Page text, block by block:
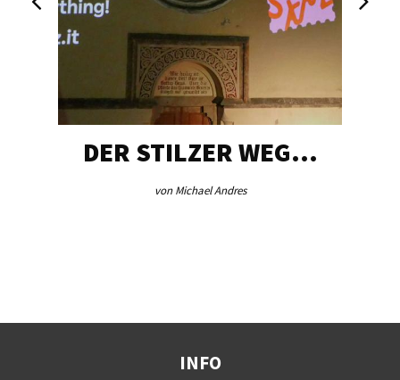
DER STILZER WEG…
von Michael Andres
INFO